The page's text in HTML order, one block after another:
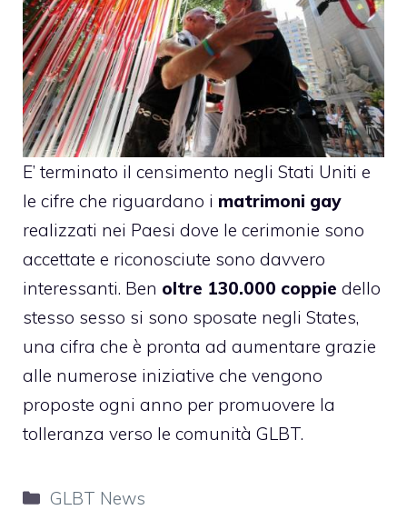
E’ terminato il censimento negli Stati Uniti e
le cifre che riguardano i matrimoni gay
realizzati nei Paesi dove le cerimonie sono
accettate e riconosciute sono davvero
interessanti. Ben oltre 130.000 coppie dello
stesso sesso si sono sposate negli States,
una cifra che è pronta ad aumentare grazie
alle numerose iniziative che vengono
proposte ogni anno per promuovere la
tolleranza verso le comunità GLBT.
Categorie
GLBT News